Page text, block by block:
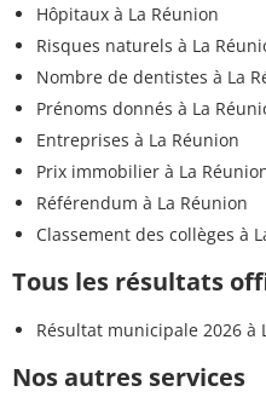
Hôpitaux à La Réunion
Risques naturels à La
Nombre de dentistes à La
Prénoms donnés à La
Entreprises à La Réunion
Prix immobilier à La
Référendum à La Réunion
Classement des collèges à
Tous les résultats
Résultat municipale 2026 à
Nos autres services